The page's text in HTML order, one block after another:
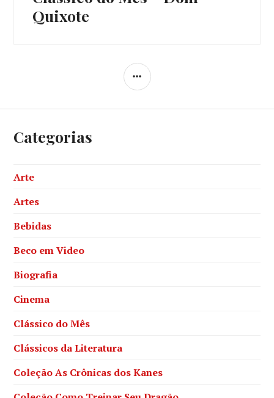
post:
Quixote
SIDEBAR
Categorias
Arte
Artes
Bebidas
Beco em Video
Biografia
Cinema
Clássico do Mês
Clássicos da Literatura
Coleção As Crônicas dos Kanes